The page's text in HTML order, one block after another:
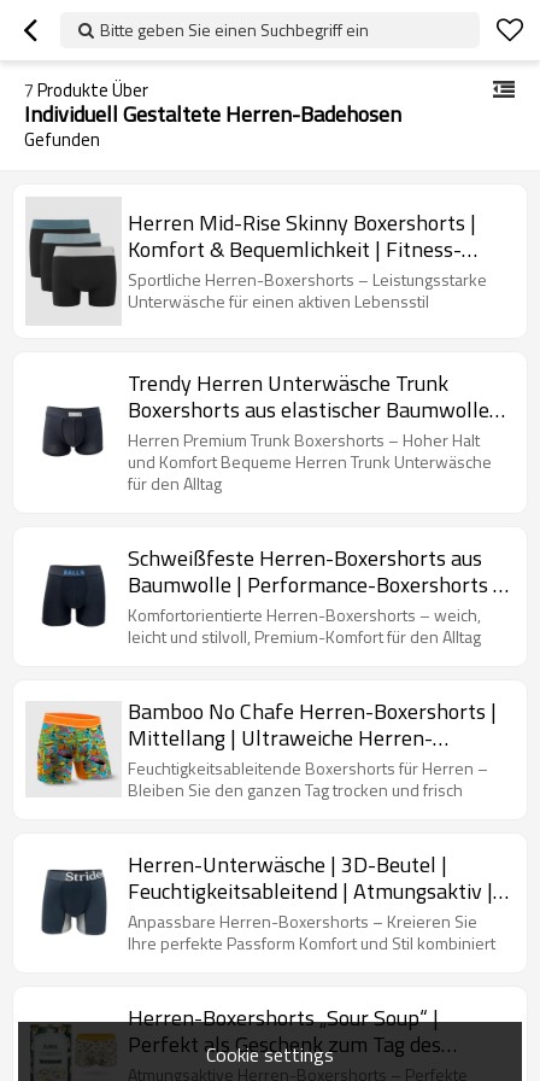
Bitte geben Sie einen Suchbegriff ein
7Produkte Über
Individuell Gestaltete Herren-Badehosen
Gefunden
Herren Mid-Rise Skinny Boxershorts |
Komfort & Bequemlichkeit | Fitness-
Sportunterwäsche
Sportliche Herren-Boxershorts – Leistungsstarke
Unterwäsche für einen aktiven Lebensstil
Trendy Herren Unterwäsche Trunk
Boxershorts aus elastischer Baumwolle |
Rutschfester Bund weich | Sportliche,
feuchtigkeitsableitende Shorts
Herren Premium Trunk Boxershorts – Hoher Halt
und Komfort Bequeme Herren Trunk Unterwäsche
für den Alltag
Schweißfeste Herren-Boxershorts aus
Baumwolle | Performance-Boxershorts |
Quest Quick Dry mit Beutelunterstützung
Komfortorientierte Herren-Boxershorts – weich,
leicht und stilvoll, Premium-Komfort für den Alltag
Bamboo No Chafe Herren-Boxershorts |
Mittellang | Ultraweiche Herren-
Boxershorts
Feuchtigkeitsableitende Boxershorts für Herren –
Bleiben Sie den ganzen Tag trocken und frisch
Herren-Unterwäsche | 3D-Beutel |
Feuchtigkeitsableitend | Atmungsaktiv |
Kein Hochrutschen
Anpassbare Herren-Boxershorts – Kreieren Sie
Ihre perfekte Passform Komfort und Stil kombiniert
Herren-Boxershorts „Sour Soup“ |
Perfekt als Geschenk zum Tag des
Freundes | Lustige Unterwäsche
Atmungsaktive Herren-Boxershorts – Perfekte
Cookie settings